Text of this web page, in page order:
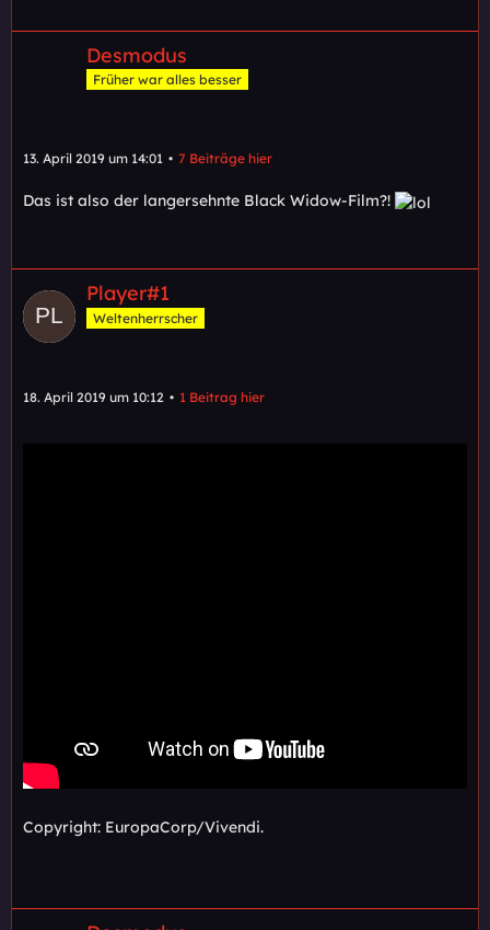
Desmodus
Früher war alles besser
13. April 2019 um 14:01 7 Beiträge hier
Das ist also der langersehnte Black Widow-Film?!
Player#1
Weltenherrscher
18. April 2019 um 10:12 1 Beitrag hier
Copyright: EuropaCorp/Vivendi.